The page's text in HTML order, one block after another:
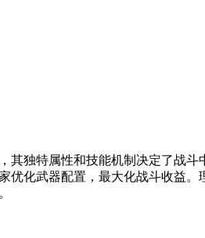
其独特属性和技能机制决定了战
化武器配置，最大化战斗收益